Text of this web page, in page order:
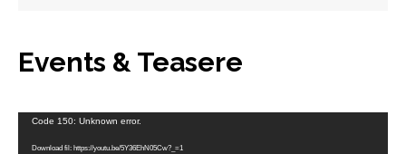
Events & Teasere
Videoafspiller
Code 150: Unknown error.
Download fil: https://youtu.be/5Y36EhN05Cw?_=1